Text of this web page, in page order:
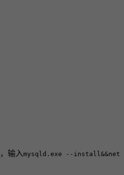
输入mysqld.exe --install&&net